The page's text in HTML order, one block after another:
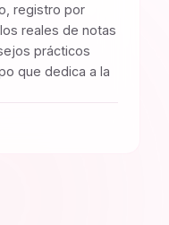
registro por
reales de notas
prácticos
que dedica a la